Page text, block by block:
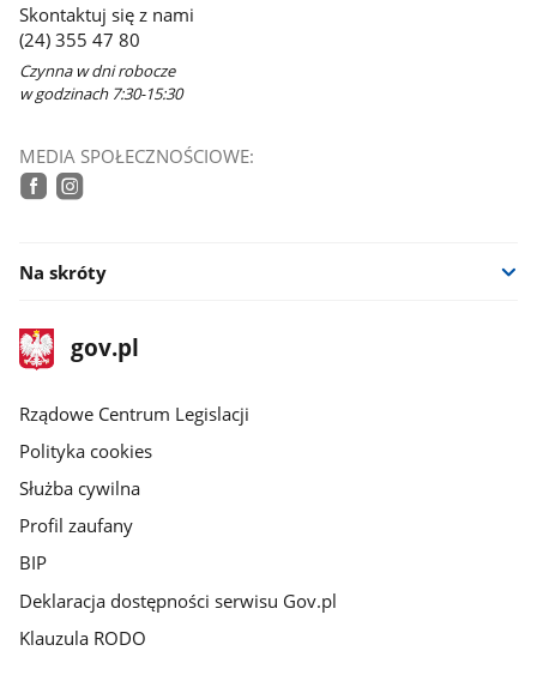
Skontaktuj się z nami
(24) 355 47 80
Czynna w dni robocze
w godzinach 7:30-15:30
MEDIA SPOŁECZNOŚCIOWE:
Na skróty
stopka
gov.plStrona
gov.pl
Rządowe Centrum Legislacji
Polityka cookies
Służba cywilna
Profil zaufany
BIP
Deklaracja dostępności serwisu Gov.pl
Klauzula RODO